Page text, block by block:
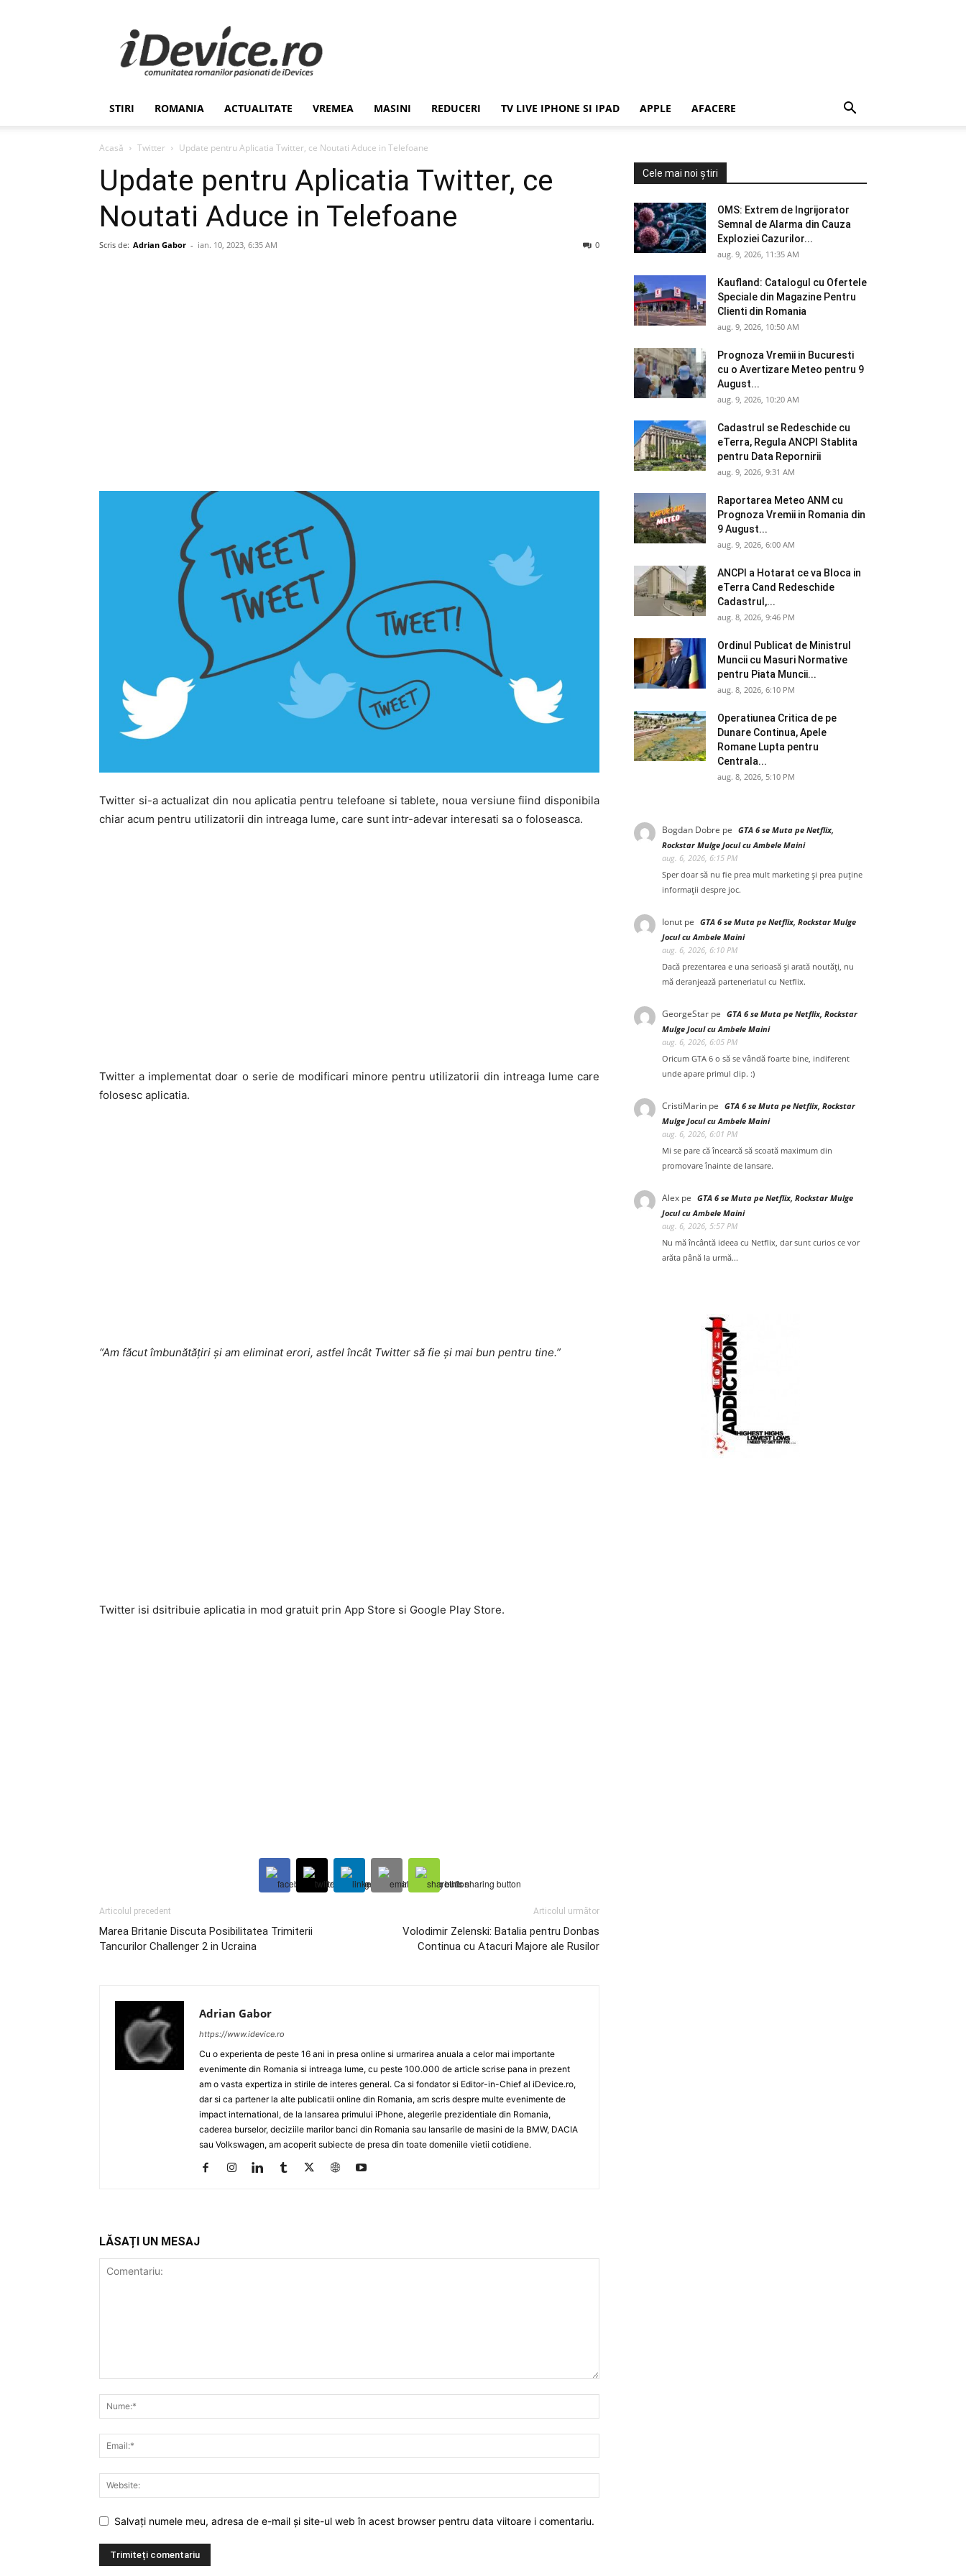
Stiri
de
Ultima
Ora
Romania,
Economie,
–
iDevice.ro
STIRI ROMANIA ACTUALITATE VREMEA MASINI REDUCERI TV LIVE IPHONE SI IPAD APPLE AFACERE
Acasă Twitter Update pentru Aplicatia Twitter, ce Noutati Aduce in Telefoane
Update pentru Aplicatia Twitter, ce
Noutati Aduce in Telefoane
Scris de: Adrian Gabor - ian. 10, 2023, 6:35 AM 0
Twitter si-a actualizat din nou aplicatia pentru telefoane si tablete, noua versiune fiind disponibila
chiar acum pentru utilizatorii din intreaga lume, care sunt intr-adevar interesati sa o foloseasca.
Twitter a implementat doar o serie de modificari minore pentru utilizatorii din intreaga lume care
folosesc aplicatia.
“Am făcut îmbunătățiri și am eliminat erori, astfel încât Twitter să fie și mai bun pentru tine.”
Twitter isi dsitribuie aplicatia in mod gratuit prin App Store si Google Play Store.
Articolul precedent
Marea Britanie Discuta Posibilitatea Trimiterii
Tancurilor Challenger 2 in Ucraina
Articolul următor
Volodimir Zelenski: Batalia pentru Donbas
Continua cu Atacuri Majore ale Rusilor
Adrian Gabor
https://www.idevice.ro
Cu o experienta de peste 16 ani in presa online si urmarirea anuala a celor mai importante
evenimente din Romania si intreaga lume, cu peste 100.000 de article scrise pana in prezent
am o vasta expertiza in stirile de interes general. Ca si fondator si Editor-in-Chief al iDevice.ro,
dar si ca partener la alte publicatii online din Romania, am scris despre multe evenimente de
impact international, de la lansarea primului iPhone, alegerile prezidentiale din Romania,
caderea burselor, deciziile marilor banci din Romania sau lansarile de masini de la BMW, DACIA
sau Volkswagen, am acoperit subiecte de presa din toate domeniile vietii cotidiene.
LĂSAȚI UN MESAJ
Salvați numele meu, adresa de e-mail și site-ul web în acest browser pentru data viitoare i comentariu.
Cele mai noi știri
OMS: Extrem de Ingrijorator
Semnal de Alarma din Cauza
Exploziei Cazurilor...
aug. 9, 2026, 11:35 AM
Kaufland: Catalogul cu Ofertele
Speciale din Magazine Pentru
Clienti din Romania
aug. 9, 2026, 10:50 AM
Prognoza Vremii in Bucuresti
cu o Avertizare Meteo pentru 9
August...
aug. 9, 2026, 10:20 AM
Cadastrul se Redeschide cu
eTerra, Regula ANCPI Stablita
pentru Data Repornirii
aug. 9, 2026, 9:31 AM
Raportarea Meteo ANM cu
Prognoza Vremii in Romania din
9 August...
aug. 9, 2026, 6:00 AM
ANCPI a Hotarat ce va Bloca in
eTerra Cand Redeschide
Cadastrul,...
aug. 8, 2026, 9:46 PM
Ordinul Publicat de Ministrul
Muncii cu Masuri Normative
pentru Piata Muncii...
aug. 8, 2026, 6:10 PM
Operatiunea Critica de pe
Dunare Continua, Apele
Romane Lupta pentru
Centrala...
aug. 8, 2026, 5:10 PM
Bogdan Dobre pe GTA 6 se Muta pe Netflix,
Rockstar Mulge Jocul cu Ambele Maini
aug. 6, 2026, 6:15 PM
Sper doar să nu fie prea mult marketing și prea puține
informații despre joc.
Ionut pe GTA 6 se Muta pe Netflix, Rockstar Mulge
Jocul cu Ambele Maini
aug. 6, 2026, 6:10 PM
Dacă prezentarea e una serioasă și arată noutăți, nu
mă deranjează parteneriatul cu Netflix.
GeorgeStar pe GTA 6 se Muta pe Netflix, Rockstar
Mulge Jocul cu Ambele Maini
aug. 6, 2026, 6:05 PM
Oricum GTA 6 o să se vândă foarte bine, indiferent
unde apare primul clip. :)
CristiMarin pe GTA 6 se Muta pe Netflix, Rockstar
Mulge Jocul cu Ambele Maini
aug. 6, 2026, 6:01 PM
Mi se pare că încearcă să scoată maximum din
promovare înainte de lansare.
Alex pe GTA 6 se Muta pe Netflix, Rockstar Mulge
Jocul cu Ambele Maini
aug. 6, 2026, 5:57 PM
Nu mă încântă ideea cu Netflix, dar sunt curios ce vor
arăta până la urmă...